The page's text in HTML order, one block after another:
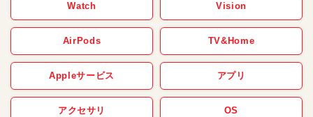
Watch Vision
AirPods TV&Home
Appleサービス アプリ
アクセサリ OS